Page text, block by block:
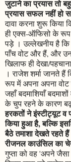
जुटाने का प्रयास तो
प्रयास सफल नहीं हो
दावा करना शुरू किया
ही एक्स-ऑफिसो के रूप
पड़े । उल्लेखनीय है
पाँच वोट और हैं, और उन
खिलाफ ही देखा/
। राजेश शर्मा जानते
रूप में अपना अपना
जहाँ बदमाशियाँ
के चुप रहने के कारण
हरकतों ने इंस्टीट्यूट
किया हुआ है, बल्कि
बैठे तमाशा देखते रहते हैं
रीजनल काउंसिल का
गुप्ता को वह 'अपने